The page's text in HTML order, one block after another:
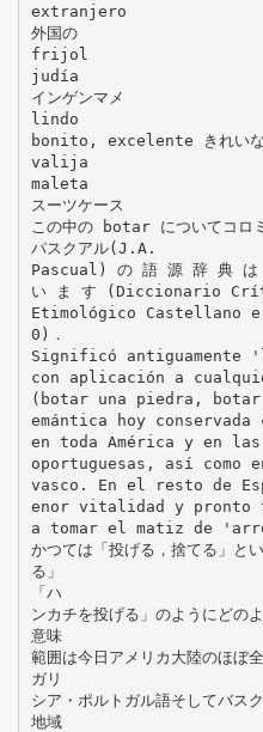
extranjero
外国の
frijol
judía
インゲンマメ
lindo
bonito, excelente きれいな
valija
maleta
スーツケース
この中の botar についてコ
パスクアル(J.A.
Pascual) の 語 源 辞 典
い ま す (Diccionario
Etimológico Castellano
0)．
Significó
con aplicación a
(botar una piedra,
emántica hoy conservada
en toda América y en
oportuguesas, así como
vasco. En el resto de
enor vitalidad y pronto
a tomar el matiz de
かつては「投げる，捨てる」と
る」
「ハ
ンカチを投げる」のようにどの
意味
範囲は今日アメリカ大陸のほぼ
ガリ
シア・ポルトガル語そしてバス
地域